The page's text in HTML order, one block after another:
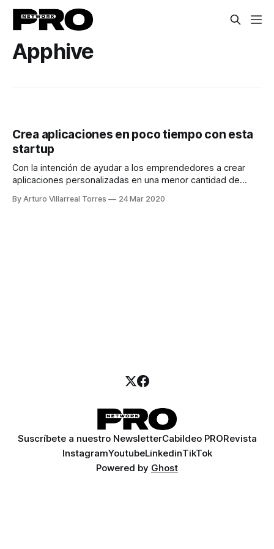
Apphive
Crea aplicaciones en poco tiempo con esta
startup
Con la intención de ayudar a los emprendedores a crear
aplicaciones personalizadas en una menor cantidad de
By Arturo Villarreal Torres 24 Mar 2020
Suscríbete a nuestro NewsletterCabildeo PRORevista
InstagramYoutubeLinkedinTikTok
Powered by Ghost